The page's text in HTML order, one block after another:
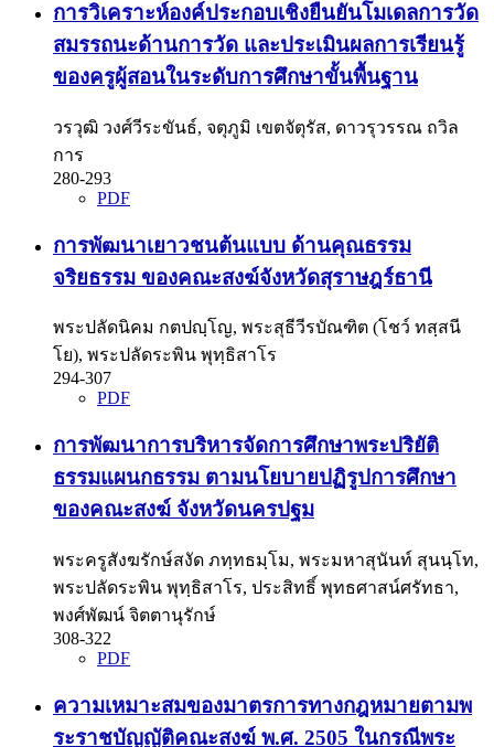
การวิเคราะห์องค์ประกอบเชิงยืนยันโมเดลการวัด
สมรรถนะด้านการวัด และประเมินผลการเรียนรู้
ของครูผู้สอนในระดับการศึกษาขั้นพื้นฐาน
วรวุฒิ วงศ์วีระขันธ์, จตุภูมิ เขตจัตุรัส, ดาวรุวรรณ ถวิล
การ
280-293
PDF
การพัฒนาเยาวชนต้นแบบ ด้านคุณธรรม
จริยธรรม ของคณะสงฆ์จังหวัดสุราษฎร์ธานี
พระปลัดนิคม กตปญฺโญ, พระสุธีวีรบัณฑิต (โชว์ ทสฺสนี
โย), พระปลัดระพิน พุทฺธิสาโร
294-307
PDF
การพัฒนาการบริหารจัดการศึกษาพระปริยัติ
ธรรมแผนกธรรม ตามนโยบายปฏิรูปการศึกษา
ของคณะสงฆ์ จังหวัดนครปฐม
พระครูสังฆรักษ์สงัด ภทฺทธมฺโม, พระมหาสุนันท์ สุนนฺโท,
พระปลัดระพิน พุทฺธิสาโร, ประสิทธิ์ พุทธศาสน์ศรัทธา,
พงศ์พัฒน์ จิตตานุรักษ์
308-322
PDF
ความเหมาะสมของมาตรการทางกฎหมายตามพ
ระราชบัญญัติคณะสงฆ์ พ.ศ. 2505 ในกรณีพระ